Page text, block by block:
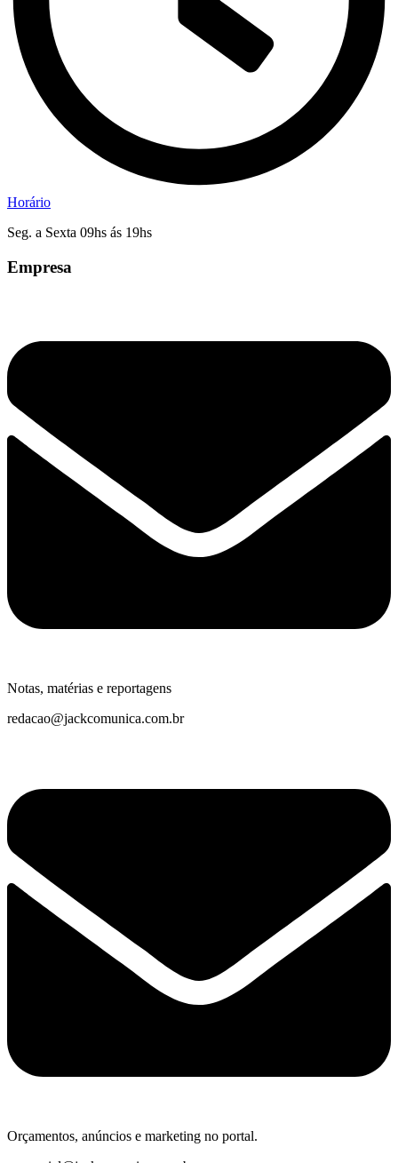
Horário
Seg. a Sexta 09hs ás 19hs
Empresa
Notas, matérias e reportagens
redacao@jackcomunica.com.br
Orçamentos, anúncios e marketing no portal.